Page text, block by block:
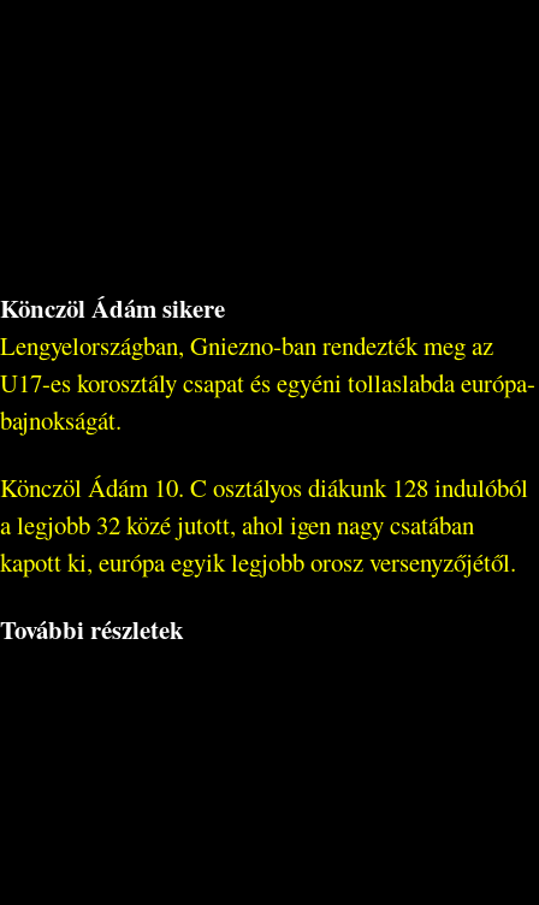
Könczöl Ádám sikere
Lengyelországban, Gniezno-ban rendezték meg az
U17-es korosztály csapat és egyéni tollaslabda európa-
bajnokságát.
Könczöl Ádám 10. C osztályos diákunk 128 indulóból
a legjobb 32 közé jutott, ahol igen nagy csatában
kapott ki, európa egyik legjobb orosz versenyzőjétől.
További részletek